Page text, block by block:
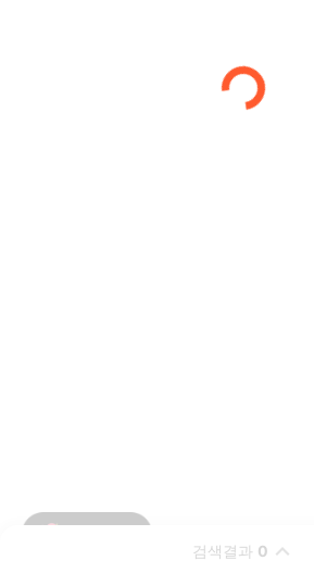
검색결과 0